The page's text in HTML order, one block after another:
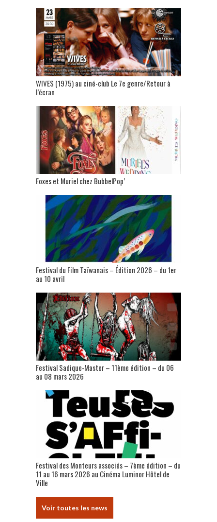
WIVES (1975) au ciné-club Le 7e genre/Retour à
l’écran
Foxes et Muriel chez BubbelPop’
Festival du Film Taïwanais – Édition 2026 – du 1er
au 10 avril
Festival Sadique-Master – 11ème édition – du 06
au 08 mars 2026
Festival des Monteurs associés – 7ème édition – du
11 au 16 mars 2026 au Cinéma Luminor Hôtel de
Ville
Voir toutes les news